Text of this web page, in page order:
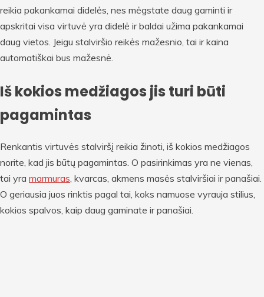
reikia pakankamai didelės, nes mėgstate daug gaminti ir
apskritai visa virtuvė yra didelė ir baldai užima pakankamai
daug vietos. Jeigu stalviršio reikės mažesnio, tai ir kaina
automatiškai bus mažesnė.
Iš kokios medžiagos jis turi būti
pagamintas
Renkantis virtuvės stalviršį reikia žinoti, iš kokios medžiagos
norite, kad jis būtų pagamintas. O pasirinkimas yra ne vienas,
tai yra marmuras , kvarcas, akmens masės stalviršiai ir panašiai.
O geriausia juos rinktis pagal tai, koks namuose vyrauja stilius,
kokios spalvos, kaip daug gaminate ir panašiai.